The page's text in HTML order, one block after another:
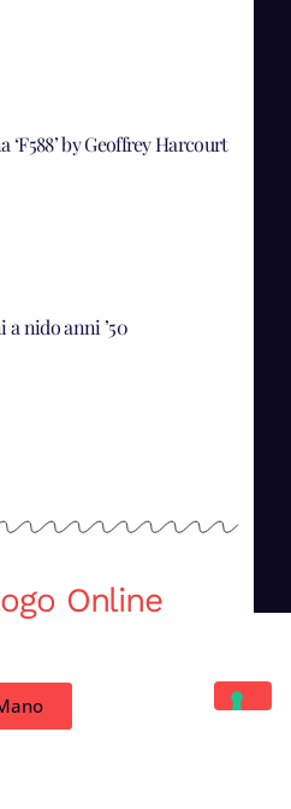
‘F588’ by Geoffrey Harcourt
a nido anni ’50
Online